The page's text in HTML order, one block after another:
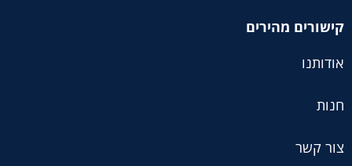
קישורים מהירים
אודותנו
חנות
צור קשר